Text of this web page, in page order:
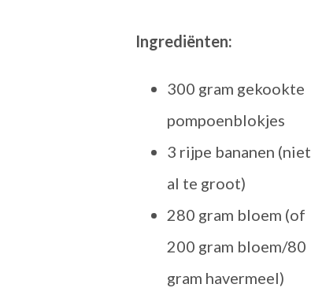
Ingrediënten:
300 gram gekookte
pompoenblokjes
3 rijpe bananen (niet
al te groot)
280 gram bloem (of
200 gram bloem/80
gram havermeel)